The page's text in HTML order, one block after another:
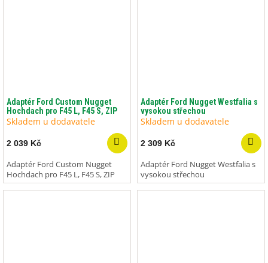
Adaptér Ford Custom Nugget
Hochdach pro F45 L, F45 S, ZIP
Skladem u dodavatele
2 039 Kč
Adaptér Ford Custom Nugget
Hochdach pro F45 L, F45 S, ZIP
Adaptér Ford Nugget Westfalia s
vysokou střechou
Skladem u dodavatele
2 309 Kč
Adaptér Ford Nugget Westfalia s
vysokou střechou